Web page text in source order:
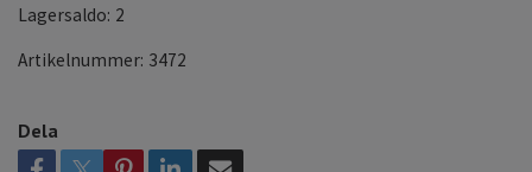
Lagersaldo: 2
Artikelnummer: 3472
Dela